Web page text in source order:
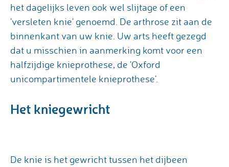
het dagelijks leven ook wel slijtage of een
'versleten knie' genoemd. De arthrose zit aan de
binnenkant van uw knie. Uw arts heeft gezegd
dat u misschien in aanmerking komt voor een
halfzijdige knieprothese, de 'Oxford
unicompartimentele knieprothese'.
Het kniegewricht
De knie is het gewricht tussen het dijbeen